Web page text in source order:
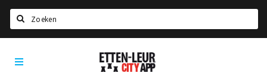
Home
Etten-
Leur